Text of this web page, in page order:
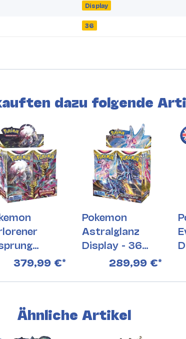
Display
36
dazu folgende
- 36
379,99 €*
Pokemon
Astralglanz
Display - 36
Booster289,99 €*
Ähnliche Artikel